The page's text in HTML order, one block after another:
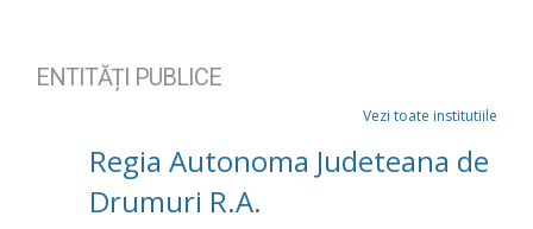
ENTITĂȚI PUBLICE
Vezi toate institutiile
Regia Autonoma Judeteana de
Drumuri R.A.